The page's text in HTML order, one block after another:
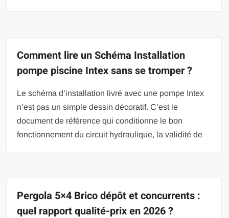
Comment lire un Schéma Installation
pompe piscine Intex sans se tromper ?
Le schéma d’installation livré avec une pompe Intex
n’est pas un simple dessin décoratif. C’est le
document de référence qui conditionne le bon
fonctionnement du circuit hydraulique, la validité de
Pergola 5×4 Brico dépôt et concurrents :
quel rapport qualité-prix en 2026 ?